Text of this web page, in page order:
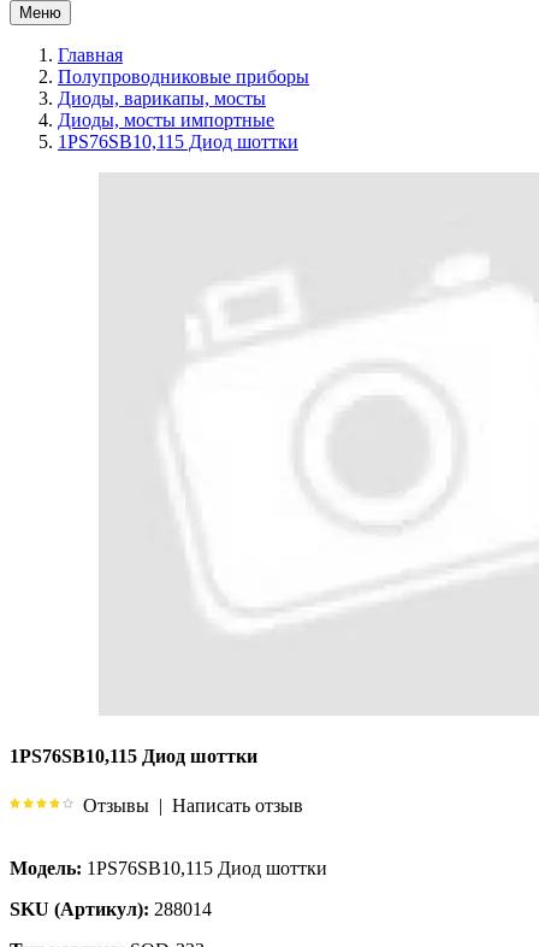
Меню
Главная
Полупроводниковые приборы
Диоды, варикапы, мосты
Диоды, мосты импортные
1PS76SB10,115 Диод шоттки
1PS76SB10,115 Диод шоттки
Отзывы | Написать отзыв
Модель: 1PS76SB10,115 Диод шоттки
SKU (Артикул): 288014